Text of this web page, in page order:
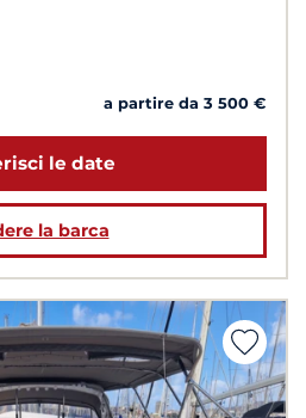
a partire da 3 500 €
le date
la barca